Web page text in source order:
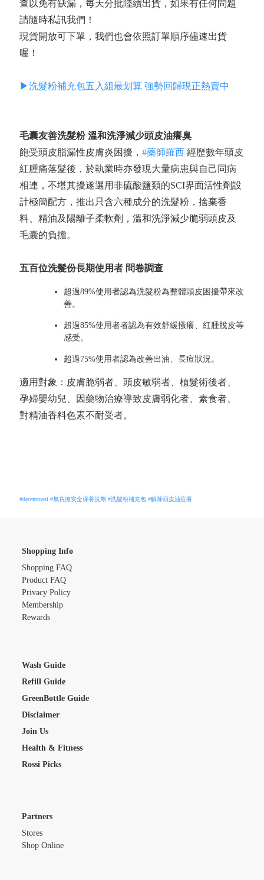
查以免有缺漏，每天分批陸續出貨，如果有任何問題
請隨時私訊我們！
現貨開放可下單，我們也會依照訂單順序儘速出貨
喔！
▶洗髮粉補充包五入組最划算 強勢回歸現正熱賣中
毛囊友善洗髮粉 溫和洗淨減少頭皮油癢臭
飽受頭皮脂漏性皮膚炎困擾， #藥師羅西經歷數年頭皮
紅腫痛落髮後，於執業時亦發現大量病患與自己同病
相連，不堪其擾遂選用非硫酸鹽類的SCI界面活性劑設
計極簡配方，推出只含六種成分的洗髮粉，捨棄香
料、精油及陽離子柔軟劑，溫和洗淨減少脆弱頭皮及
毛囊的負擔。
五百位洗髮份長期使用者 問卷調查
超過89%使用者認為洗髮粉為整體頭皮困擾帶來改
善。
超過85%使用者者認為有效舒緩搔癢、紅腫脫皮等
感受。
超過75%使用者認為改善出油、長痘狀況。
適用對象：皮膚脆弱者、頭皮敏弱者、植髮術後者、
孕婦嬰幼兒、因藥物治療導致皮膚弱化者、素食者、
對精油香料色素不耐受者。
#decentrossi #無負擔安全保養洗劑 #洗髮粉補充包 #解除頭皮油痘癢
Shopping Info
Shopping FAQ
Product FAQ
Privacy Policy
Membership
Rewards
Wash Guide
Refill Guide
GreenBottle Guide
Disclaimer
Join Us
Health & Fitness
Rossi Picks
Partners
Stores
Shop Online